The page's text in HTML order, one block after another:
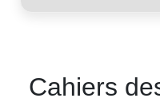
Cahiers